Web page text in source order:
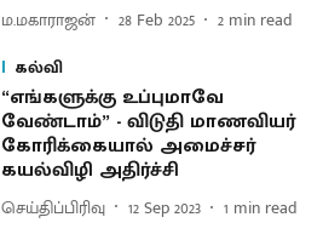
ம.மகாராஜன் 28 Feb 2025 2 min read
கல்வி
“எங்களுக்கு உப்புமாவே
வேண்டாம்” - விடுதி மாணவியர்
கோரிக்கையால் அமைச்சர்
கயல்விழி அதிர்ச்சி
செய்திப்பிரிவு 12 Sep 2023 1 min read